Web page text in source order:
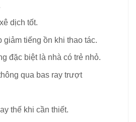
dịch tốt.
giảm tiếng ồn khi thao tác.
đặc biệt là nhà có trẻ nhỏ.
qua bas ray trượt
thế khi cần thiết.